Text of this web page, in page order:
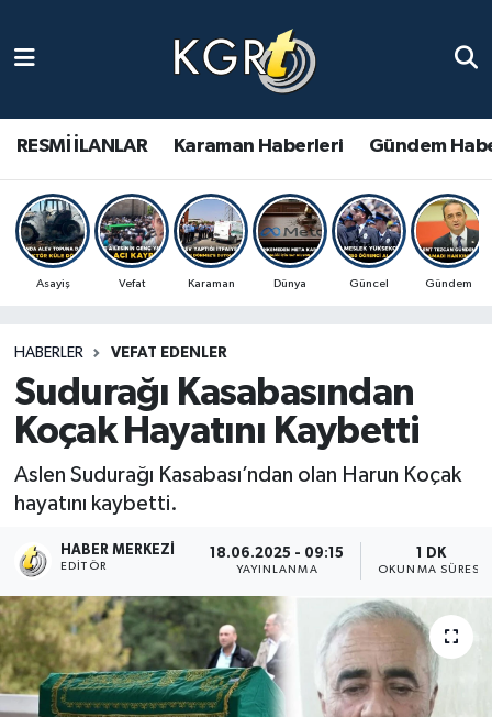
RESMİ İLANLAR Karaman Haberleri Gündem
Asayiş Vefat Karaman Dünya Güncel Gündem
HABERLER VEFAT EDENLER
Sudurağı Kasabasından
Koçak Hayatını Kaybetti
Aslen Sudurağı Kasabası’ndan olan Harun Koçak
hayatını kaybetti.
HABER MERKEZI
EDITÖR
18.06.2025 - 09:15
YAYINLANMA
1 DK
OKUNMA SÜRESI
Gündem Haberleri
Güncel Haberler
Spor Haberleri
Ulusal Haberler
Vefat Edenler